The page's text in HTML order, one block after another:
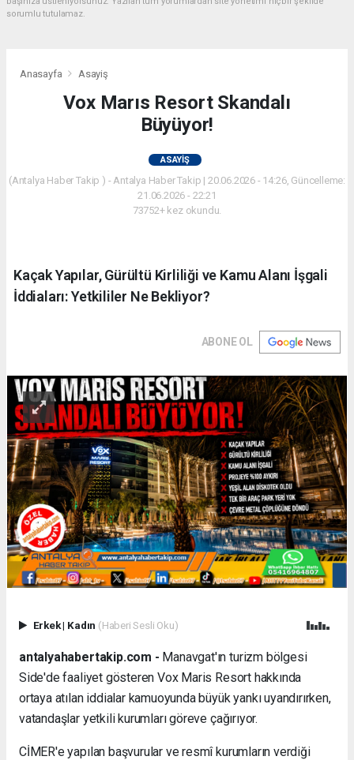
sorumlu tutulamaz.
Anasayfa Asayiş
Vox Marıs Resort Skandalı
Büyüyor!
ASAYIŞ
(Antalya Haber Takip ) - Antalya Haber Takip | 20.06.2026 - 14:26, Güncelleme:
21.06.2026 - 22:21
73752+ kez okundu.
Kaçak Yapılar, Gürültü Kirliliği ve Kamu Alanı İşgali
İddiaları: Yetkililer Ne Bekliyor?
ABONE OL
Erkek| Kadın (Haberi Sesli Oku)
antalyahabertakip.com - Manavgat'ın turizm bölgesi
Side'de faaliyet gösteren Vox Maris Resort hakkında
ortaya atılan iddialar kamuoyunda büyük yankı uyandırırken,
vatandaşlar yetkili kurumları göreve çağırıyor.
CİMER'e yapılan başvurular ve resmî kurumların verdiği